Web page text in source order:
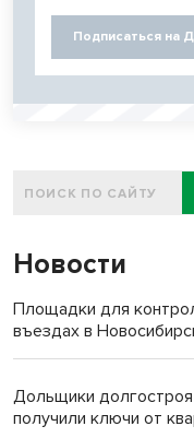
Подписаться на
Новости
Площадки для
въездах в
Дольщики
получили ключи от